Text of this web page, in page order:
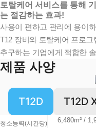
토탈케어 서비스를 통해
는 절감하는 효과!
사용이 편하고 관리에 용이
T12 장비와 토탈케어 프로
추구하는 기업에게 적합한
제품 사양
T12D T12D
청소능력(시간당)
6,480m² /